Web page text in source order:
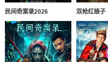
民间奇案录2026 双枪红娘子